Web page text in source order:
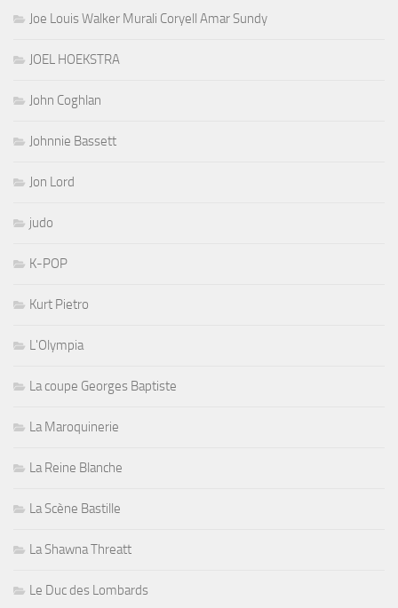
Joe Louis Walker Murali Coryell Amar Sundy
JOEL HOEKSTRA
John Coghlan
Johnnie Bassett
Jon Lord
judo
K-POP
Kurt Pietro
L'Olympia
La coupe Georges Baptiste
La Maroquinerie
La Reine Blanche
La Scène Bastille
La Shawna Threatt
Le Duc des Lombards